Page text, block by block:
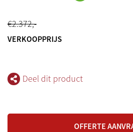
€2.372,-
VERKOOPPRIJS
Deel dit product
OFFERTE